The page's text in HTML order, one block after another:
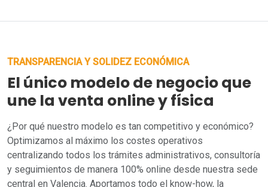
TRANSPARENCIA Y SOLIDEZ ECONÓMICA
El único modelo de negocio que
une la venta online y física
¿Por qué nuestro modelo es tan competitivo y económico?
Optimizamos al máximo los costes operativos
centralizando todos los trámites administrativos, consultoría
y seguimientos de manera 100% online desde nuestra sede
central en Valencia. Aportamos todo el know-how, la